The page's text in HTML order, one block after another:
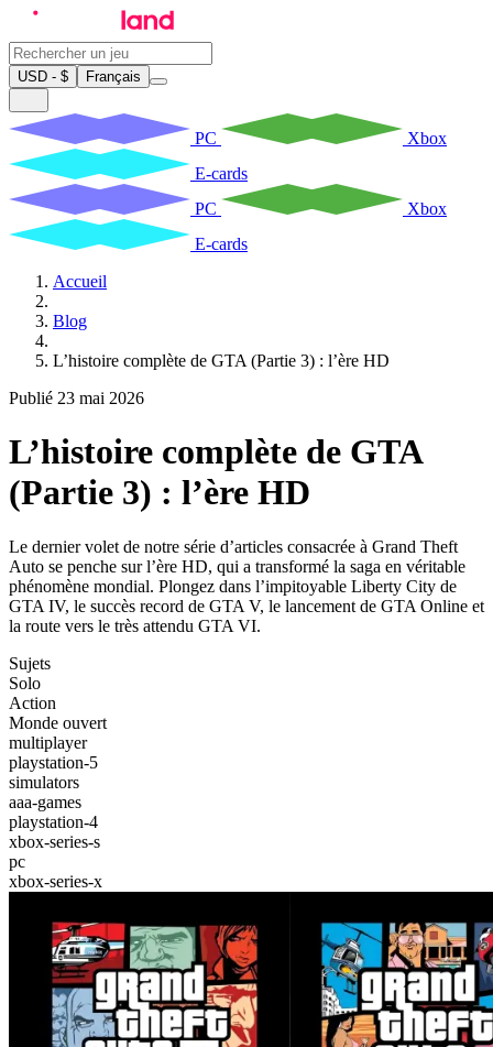
USD - $ Français
PC
Xbox
E-cards
PC
Xbox
E-cards
Accueil
Blog
L’histoire complète de GTA (Partie 3) : l’ère HD
Publié 23 mai 2026
L’histoire complète de GTA
(Partie 3) : l’ère HD
Le dernier volet de notre série d’articles consacrée à Grand Theft
Auto se penche sur l’ère HD, qui a transformé la saga en véritable
phénomène mondial. Plongez dans l’impitoyable Liberty City de
GTA IV, le succès record de GTA V, le lancement de GTA Online et
la route vers le très attendu GTA VI.
Sujets
Solo
Action
Monde ouvert
multiplayer
playstation-5
simulators
aaa-games
playstation-4
xbox-series-s
pc
xbox-series-x